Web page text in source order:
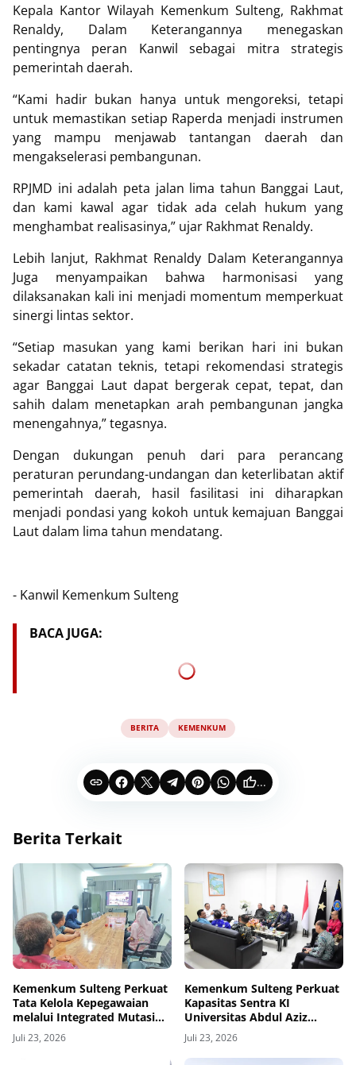
Kepala Kantor Wilayah Kemenkum Sulteng, Rakhmat
Renaldy, Dalam Keterangannya menegaskan
pentingnya peran Kanwil sebagai mitra strategis
pemerintah daerah.
“Kami hadir bukan hanya untuk mengoreksi, tetapi
untuk memastikan setiap Raperda menjadi instrumen
yang mampu menjawab tantangan daerah dan
mengakselerasi pembangunan.
RPJMD ini adalah peta jalan lima tahun Banggai Laut,
dan kami kawal agar tidak ada celah hukum yang
menghambat realisasinya,” ujar Rakhmat Renaldy.
Lebih lanjut, Rakhmat Renaldy Dalam Keterangannya
Juga menyampaikan bahwa harmonisasi yang
dilaksanakan kali ini menjadi momentum memperkuat
sinergi lintas sektor.
“Setiap masukan yang kami berikan hari ini bukan
sekadar catatan teknis, tetapi rekomendasi strategis
agar Banggai Laut dapat bergerak cepat, tepat, dan
sahih dalam menetapkan arah pembangunan jangka
menengahnya,” tegasnya.
Dengan dukungan penuh dari para perancang
peraturan perundang-undangan dan keterlibatan aktif
pemerintah daerah, hasil fasilitasi ini diharapkan
menjadi pondasi yang kokoh untuk kemajuan Banggai
Laut dalam lima tahun mendatang.
- Kanwil Kemenkum Sulteng
BACA JUGA:
BERITA KEMENKUM
...
Berita Terkait
Kemenkum Sulteng Perkuat
Tata Kelola Kepegawaian
melalui Integrated Mutasi
BKN
Juli 23, 2026
Kemenkum Sulteng Perkuat
Kapasitas Sentra KI
Universitas Abdul Aziz
Lamadjido
Juli 23, 2026